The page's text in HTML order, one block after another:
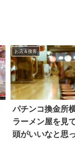
お店＆接客
パチンコ換金所
ラーメン屋を見
頭がいいなと思